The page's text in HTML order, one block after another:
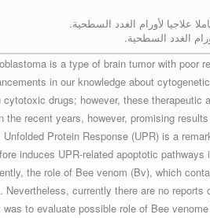
علاجيا لأورام الغدد السطحية.
الغدد السطحية.
is a type of brain tumor with poor
in our knowledge about
cytotoxic drugs; however, these
the recent years, however, promising
Protein Response (UPR) is a
induces UPR-related apoptotic
the role of Bee venom (Bv), which
Nevertheless, currently there are no
to evaluate possible role of Bee